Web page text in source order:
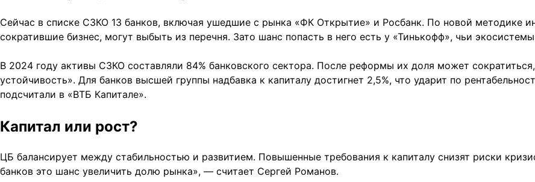
Сейчас в списке СЗКО 13 банков, включая ушедшие с рынка «ФК Открытие» и Росбанк. По новой методике
сократившие бизнес, могут выбыть из перечня. Зато шанс попасть в него есть у «Тинькофф», чьи
В 2024 году активы СЗКО составляли 84% банковского сектора. После реформы их доля может
устойчивость». Для банков высшей группы надбавка к капиталу достигнет 2,5%, что ударит по
подсчитали в «ВТБ Капитале».
Капитал или рост?
ЦБ балансирует между стабильностью и развитием. Повышенные требования к капиталу снизят риски
банков это шанс увеличить долю рынка», — считает Сергей Романов.